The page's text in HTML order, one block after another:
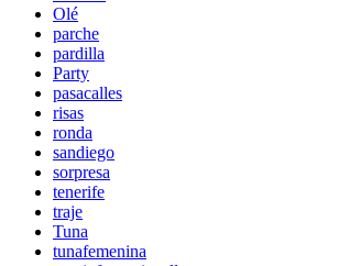
Olé
parche
pardilla
Party
pasacalles
risas
ronda
sandiego
sorpresa
tenerife
traje
Tuna
tunafemenina